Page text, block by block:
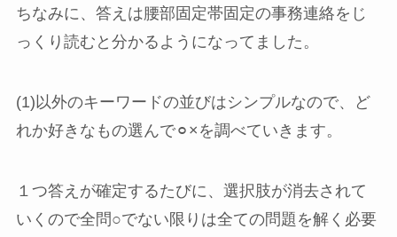
ちなみに、答えは腰部固定帯固定の事務連絡をじ
っくり読むと分かるようになってました。
(1)以外のキーワードの並びはシンプルなので、ど
れか好きなもの選んで⚪︎×を調べていきます。
１つ答えが確定するたびに、選択肢が消去されて
いくので全問○でない限りは全ての問題を解く必要